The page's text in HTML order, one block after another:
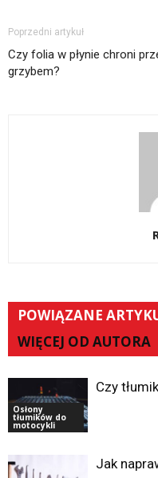
Poprzedni artykuł
Czy folia w płynie chroni
grzybem?
POWIĄZANE
WIĘCEJ OD AUTORA
Osłony
tłumików do
motocykli
Czy
Jak